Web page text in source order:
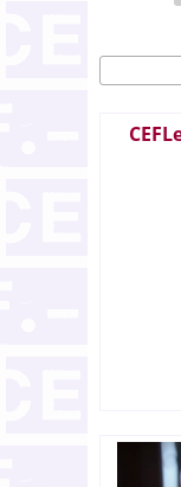
Buscar